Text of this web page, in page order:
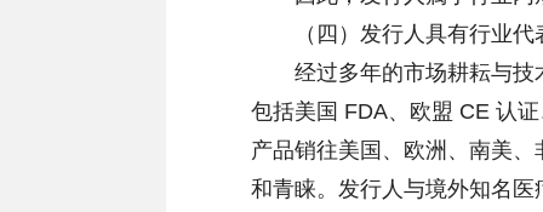
（四）发行人具有行业代
经过多年的市场耕耘与技
包括美国 FDA、欧盟 CE 认
产品销往美国、欧洲、南美
和青睐。发行人与境外知名